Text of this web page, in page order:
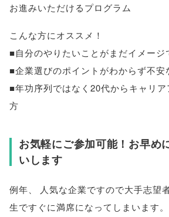
お進みいただけるプログラム
こんな方にオススメ！
■自分のやりたいことがまだイメージ
■企業選びのポイントがわからず不安
■年功序列ではなく20代からキャリ
方
お気軽にご参加可能！お早め
いします
例年
人気な企業ですので大手志望
生ですぐに満席になってしまいます。